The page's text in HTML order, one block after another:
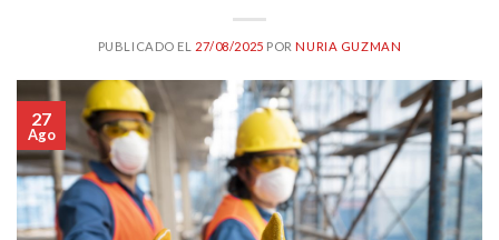
PUBLICADO EL 27/08/2025 PORNURIA GUZMAN
27
Ago